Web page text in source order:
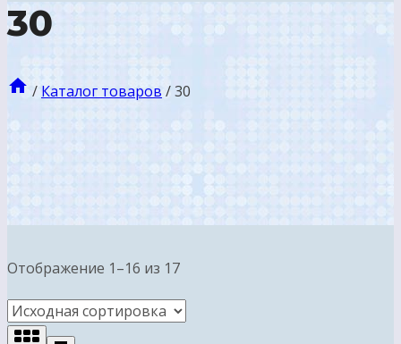
30
/ Каталог товаров /30
Отображение 1–16 из 17